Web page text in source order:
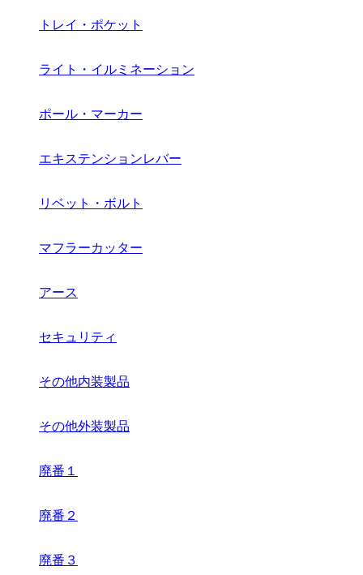
トレイ・ポケット
ライト・イルミネーション
ポール・マーカー
エキステンションレバー
リベット・ボルト
マフラーカッター
アース
セキュリティ
その他内装製品
その他外装製品
廃番１
廃番２
廃番３